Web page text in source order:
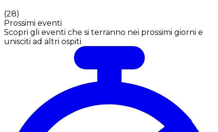
(28)
Prossimi eventi
Scopri gli eventi che si terranno nei prossimi giorni e
unisciti ad altri ospiti